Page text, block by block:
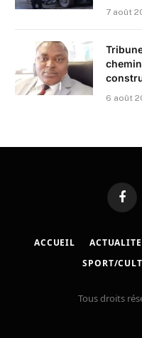
7 août
6 août
ACCUEIL
SPORT/
Tous droits